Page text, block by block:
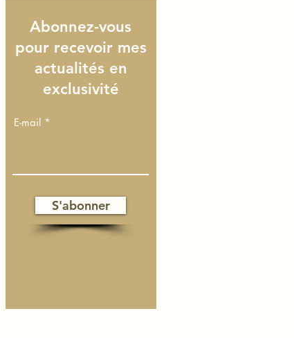
Abonnez-vous
pour recevoir mes
actualités en
exclusivité
E-mail
S'abonner